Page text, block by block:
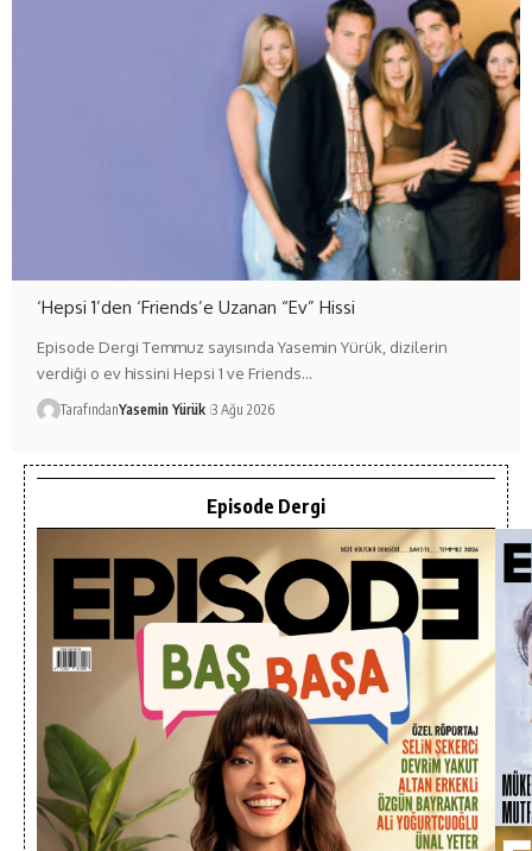
‘Hepsi 1’den ‘Friends’e Uzanan “Ev” Hissi
Episode Dergi Temmuz sayısında Yasemin Yürük, dizilerin
verdiği o ev hissini Hepsi 1 ve Friends…
TarafındanYasemin Yürük 3 Ağu 2026
Episode Dergi